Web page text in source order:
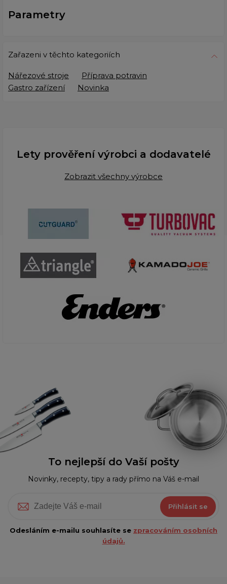
Parametry
Zařazeni v těchto kategoriích
Nářezové stroje
Příprava potravin
Gastro zařízení
Novinka
Lety prověření výrobci a dodavatelé
Zobrazit všechny výrobce
To nejlepší do Vaší pošty
Novinky, recepty, tipy a rady přímo na Váš e-mail
Přihlásit se
Odesláním e-mailu souhlasíte se zpracováním osobních
údajů.